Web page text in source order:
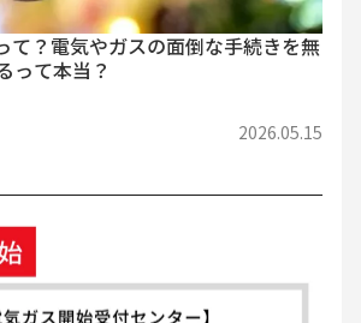
て？電気やガスの面倒な手続きを無
って本当？
2026.05.15